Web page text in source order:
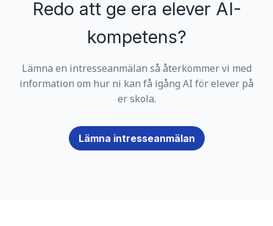
Redo att ge era elever AI-
kompetens?
Lämna en intresseanmälan så återkommer vi med
information om hur ni kan få igång AI för elever på
er skola.
Lämna intresseanmälan